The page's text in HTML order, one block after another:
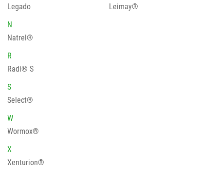
Legado
Leimay®
N
Natrel®
R
Radi® S
S
Select®
W
Wormox®
X
Xenturion®